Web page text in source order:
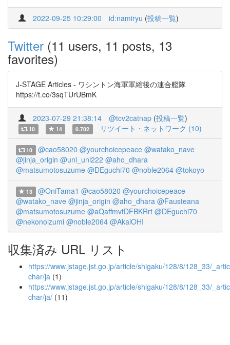
2022-09-25 10:29:00 id:namiryu (投稿一覧)
Twitter (11 users, 11 posts, 13
favorites)
J-STAGE Articles - ワシントン海軍軍縮後の連合艦隊
https://t.co/3sqTUrUBmK
2023-07-29 21:38:14 @tcv2catnap (投稿一覧)
10 14 0.702 リツイート・ネットワーク (10)
10 @cao58020 @yourchoicepeace @watako_nave
@jinja_origin @uni_uni222 @aho_dhara
@matsumotosuzume @DEguchi70 @noble2064 @tokoyo
13 @OniTama1 @cao58020 @yourchoicepeace
@watako_nave @jinja_origin @aho_dhara @Fausteana
@matsumotosuzume @aQaffmvtDFBKRrt @DEguchi70
@nekonoizumi @noble2064 @AkaiOHI
収集済み URL リスト
https://www.jstage.jst.go.jp/article/shigaku/128/8/128_33/
char/ja (1)
https://www.jstage.jst.go.jp/article/shigaku/128/8/128_33/
char/ja/ (11)